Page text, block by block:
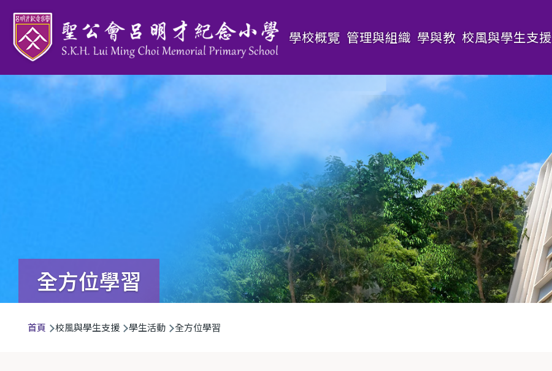
移至主內容 Main
navigation
學校概覽 管理與組織 學與教 校風與學生支援
全方位學習
航
首頁 校風與學生支援 學生活動 全方位學習